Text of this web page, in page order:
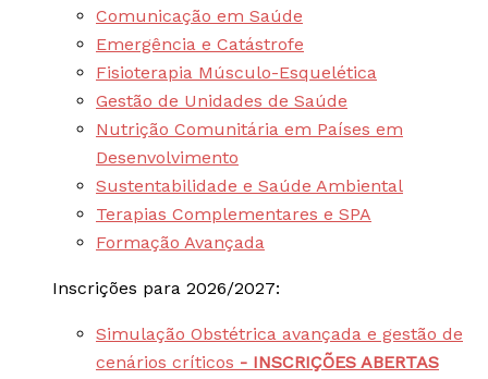
Comunicação em Saúde
Emergência e Catástrofe
Fisioterapia Músculo-Esquelética
Gestão de Unidades de Saúde
Nutrição Comunitária em Países em
Desenvolvimento
Sustentabilidade e Saúde Ambiental
Terapias Complementares e SPA
Formação Avançada
Inscrições para 2026/2027:
Simulação Obstétrica avançada e gestão de
cenários críticos - INSCRIÇÕES ABERTAS